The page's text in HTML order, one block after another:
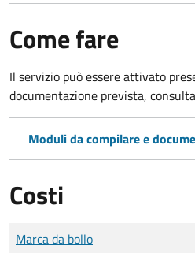
Come fare
Il servizio può essere attivato
documentazione prevista,
Moduli da compilare e
Costi
Tipo di pagamento
Importo
Marca da bollo